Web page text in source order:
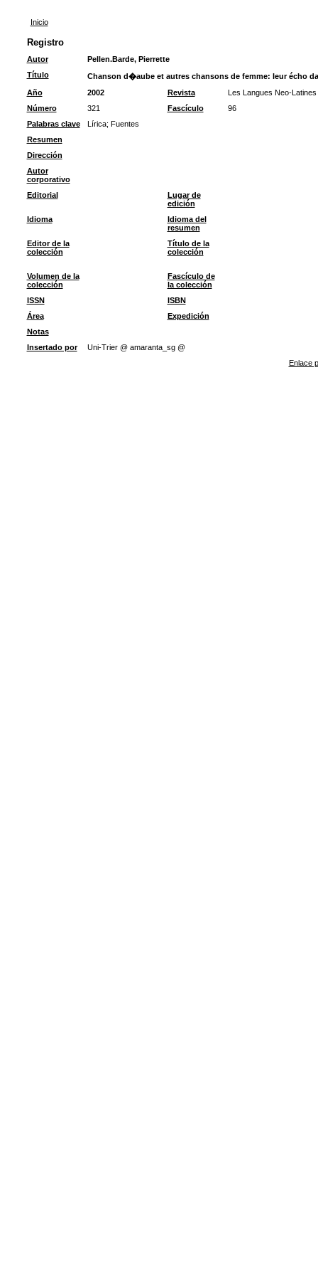
Inicio
Registro
Autor
Pellen.Barde, Pierrette
Título
Chanson d�aube et autres chansons de femme: leur écho
Año
2002 Revista
Les Langues Neo-Latines
Número
321 Fascículo
96
Palabras clave
Lírica; Fuentes
Resumen
Dirección
Autor
corporativo
Editorial
Lugar de
edición
Idioma
Idioma del
resumen
Editor de la
colección
Título de la
colección
Volumen de la
colección
Fascículo de
la colección
ISSN
ISBN
Área
Expedición
Notas
Insertado por
Uni-Trier @ amaranta_sg @
Enlace